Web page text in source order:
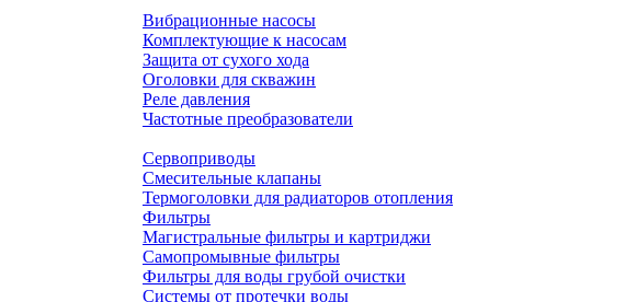
Вибрационные насосы
Комплектующие к насосам
Защита от сухого хода
Оголовки для скважин
Реле давления
Частотные преобразователи
Сервоприводы
Смесительные клапаны
Термоголовки для радиаторов отопления
Фильтры
Магистральные фильтры и картриджи
Самопромывные фильтры
Фильтры для воды грубой очистки
Системы от протечки воды